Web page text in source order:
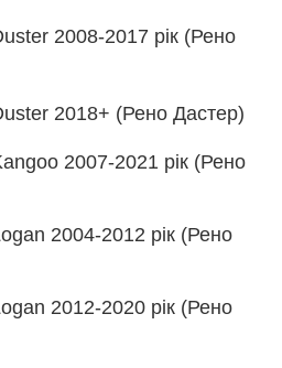
2008-2017 рік (Рено
2018+ (Рено Дастер)
2007-2021 рік (Рено
2004-2012 рік (Рено
2012-2020 рік (Рено